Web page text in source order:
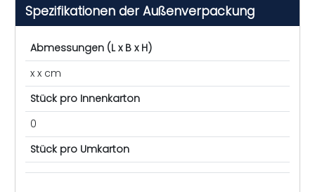
Spezifikationen der Außenverpackung
Abmessungen (L x B x H)
x x cm
Stück pro Innenkarton
0
Stück pro Umkarton